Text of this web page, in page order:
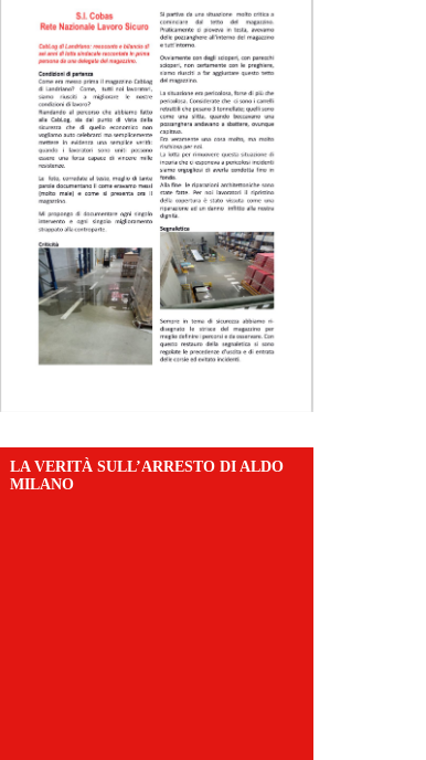
LA VERITÀ SULL’ARRESTO DI ALDO
MILANO